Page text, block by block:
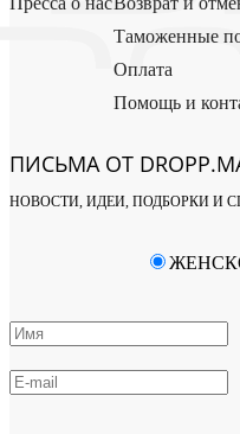
Таможенные
Оплата
Помощь и
ПИСЬМА ОТ
НОВОСТИ, ИДЕИ, ПОДБОРКИ И